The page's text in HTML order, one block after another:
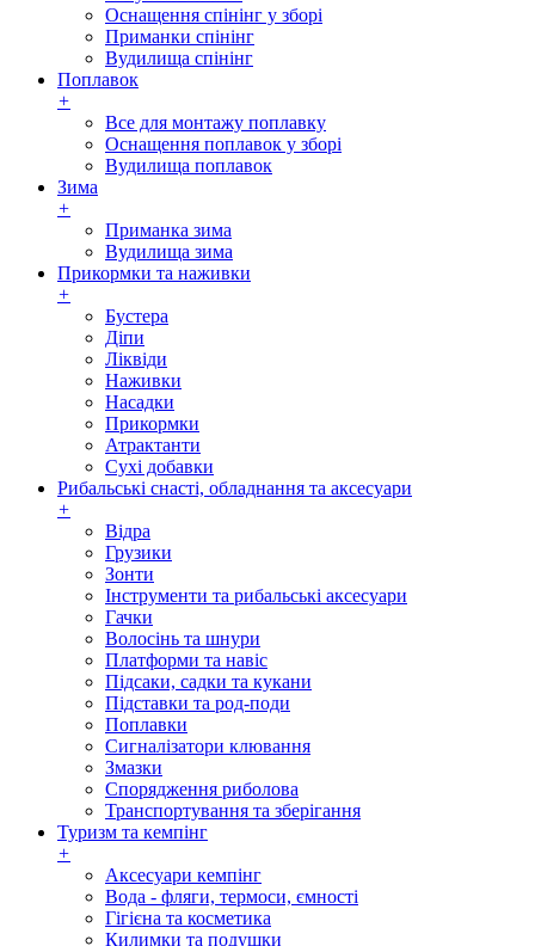
Оснащення спінінг у зборі
Приманки спінінг
Вудилища спінінг
Поплавок
+
Все для монтажу поплавку
Оснащення поплавок у зборі
Вудилища поплавок
Зима
+
Приманка зима
Вудилища зима
Прикормки та наживки
+
Бустера
Діпи
Ліквіди
Наживки
Насадки
Прикормки
Атрактанти
Сухі добавки
Рибальські снасті, обладнання та аксесуари
+
Відра
Грузики
Зонти
Інструменти та рибальські аксесуари
Гачки
Волосінь та шнури
Платформи та навіс
Підсаки, садки та кукани
Підставки та род-поди
Поплавки
Сигналізатори клювання
Змазки
Спорядження риболова
Транспортування та зберігання
Туризм та кемпінг
+
Аксесуари кемпінг
Вода - фляги, термоси, ємності
Гігієна та косметика
Килимки та подушки